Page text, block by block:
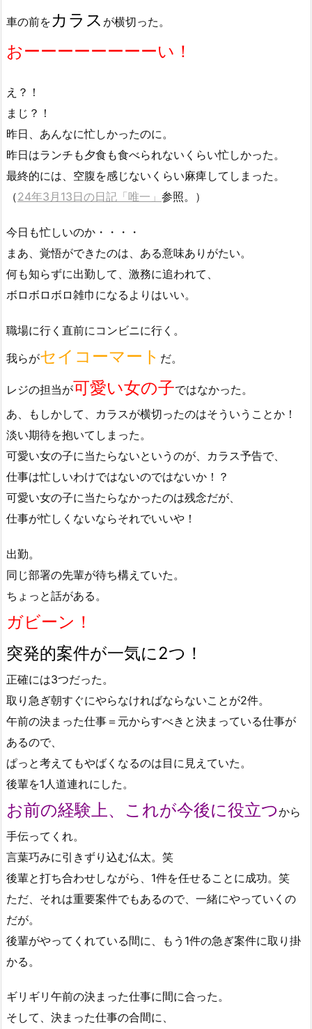
車の前を カラス が横切った。
おーーーーーーーーい！
え？！
まじ？！
昨日、あんなに忙しかったのに。
昨日はランチも夕食も食べられないくらい忙しかった。
最終的には、空腹を感じないくらい麻痺してしまった。
（24年3月13日の日記「唯一」 参照。）
今日も忙しいのか・・・・
まあ、覚悟ができたのは、ある意味ありがたい。
何も知らずに出勤して、激務に追われて、
ボロボロボロ雑巾になるよりはいい。
職場に行く直前にコンビニに行く。
我らがセイコーマート だ。
レジの担当が可愛い女の子ではなかった。
あ、もしかして、カラスが横切ったのはそういうことか！
淡い期待を抱いてしまった。
可愛い女の子に当たらないというのが、カラス予告で、
仕事は忙しいわけではないのではないか！？
可愛い女の子に当たらなかったのは残念だが、
仕事が忙しくないならそれでいいや！
出勤。
同じ部署の先輩が待ち構えていた。
ちょっと話がある。
ガビーン！
突発的案件が一気に2つ！
正確には3つだった。
取り急ぎ朝すぐにやらなければならないことが2件。
午前の決まった仕事＝元からすべきと決まっている仕事が
あるので、
ぱっと考えてもやばくなるのは目に見えていた。
後輩を1人道連れにした。
お前の経験上、これが今後に役立つから
手伝ってくれ。
言葉巧みに引きずり込む仏太。笑
後輩と打ち合わせしながら、1件を任せることに成功。笑
ただ、それは重要案件でもあるので、一緒にやっていくの
だが。
後輩がやってくれている間に、もう1件の急ぎ案件に取り掛
かる。
ギリギリ午前の決まった仕事に間に合った。
そして、決まった仕事の合間に、